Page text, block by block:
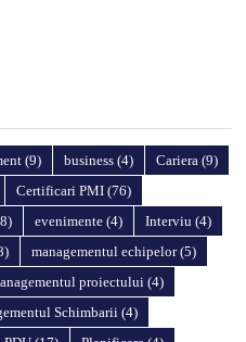
(9) business(4) Cariera(9)
Certificari PMI(76)
evenimente(4) Interviu (4)
managementul echipelor(5)
proiectului(4)
Schimbarii(4)